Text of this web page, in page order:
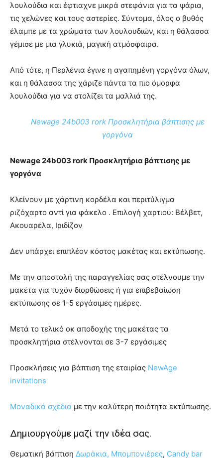
λουλούδια και έφτιαχνε μικρά στεφάνια για τα ψάρια,
τις χελώνες και τους αστερίες. Σύντομα, όλος ο βυθός
έλαμπε με τα χρώματα των λουλουδιών, και η θάλασσα
γέμισε με μια γλυκιά, μαγική ατμόσφαιρα.
Από τότε, η Περλένια έγινε η αγαπημένη γοργόνα όλων,
και η θάλασσα της χάριζε πάντα τα πιο όμορφα
λουλούδια για να στολίζει τα μαλλιά της.
Newage 24b003 rork Προσκλητήρια βάπτισης με
γοργόνα
Newage 24b003 rork Προσκλητήρια βάπτισης με
γοργόνα
Κλείνουν με χάρτινη κορδέλα και περιτύλιγμα
ριζόχαρτο αντί για φάκελο . Επιλογή χαρτιού: Βέλβετ,
Ακουαρέλα, Ιριδίζον
Δεν υπάρχει επιπλέον κόστος μακέτας και εκτύπωσης.
Με την αποστολή της παραγγελίας σας στέλνουμε την
μακέτα για τυχόν διορθώσεις ή για επιβεβαίωση
εκτύπωσης σε 1-5 εργάσιμες ημέρες.
Μετά το τελικό οκ αποδοχής της μακέτας τα
προσκλητήρια στέλνονται σε 3-7 εργάσιμες
Προσκλήσεις για βάπτιση της εταιρίας NewAge
invitations
Μοναδικά σχέδια με την καλύτερη ποιότητα εκτύπωσης.
Δημιουργούμε μαζί την ιδέα σας.
Θεματική βάπτιση Δωράκια, Μπομπονιέρες, Candy bar